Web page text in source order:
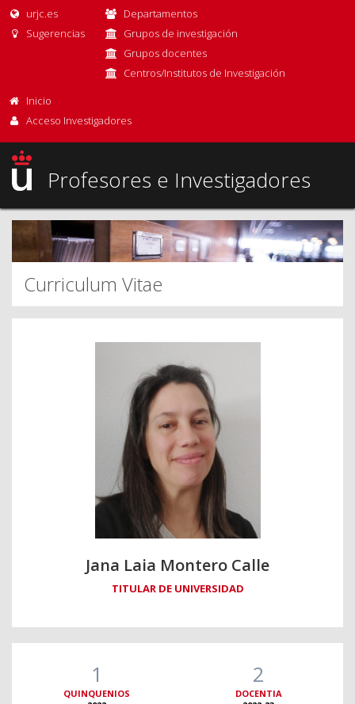
urjc.es
Sugerencias
Departamentos
Grupos de investigación
Grupos docentes
Centros/Institutos de Investigación
Inicio
Acceso Investigadores
Profesores e Investigadores
Curriculum Vitae
Jana Laia Montero Calle
TITULAR DE UNIVERSIDAD
1
QUINQUENIOS
2
DOCENTIA